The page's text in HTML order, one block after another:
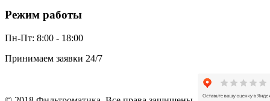
Режим работы
Пн-Пт: 8:00 - 18:00
Принимаем заявки 24/7